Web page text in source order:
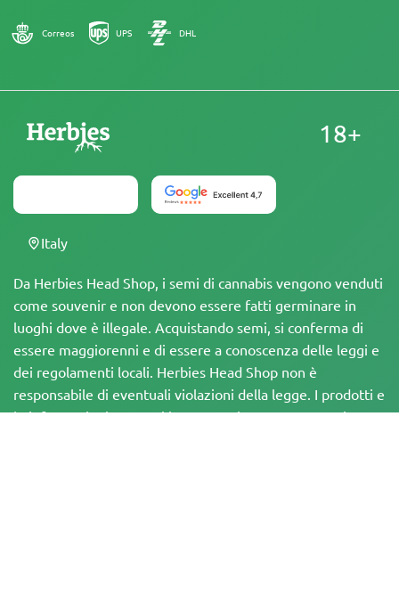
Correos UPS DHL
Da Herbies Head Shop, i semi di cannabis vengono venduti
come souvenir e non devono essere fatti germinare in
luoghi dove è illegale. Acquistando semi, si conferma di
essere maggiorenni e di essere a conoscenza delle leggi e
dei regolamenti locali. Herbies Head Shop non è
responsabile di eventuali violazioni della legge. I prodotti e
le informazioni presenti in questo sito non sono stati
18+
Italy